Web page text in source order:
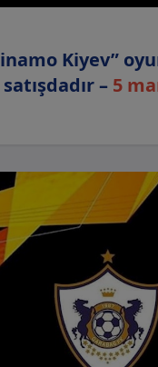
Kiyev”
– 5